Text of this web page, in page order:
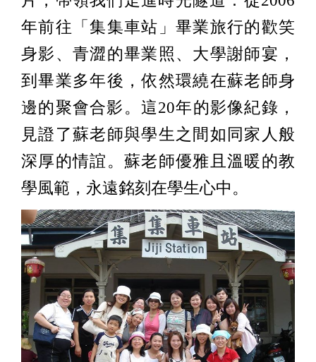
年前往「集集車站」畢業旅行的歡笑
身影、青澀的畢業照、大學謝師宴，
到畢業多年後，依然環繞在蘇老師身
邊的聚會合影。這20年的影像紀錄，
見證了蘇老師與學生之間如同家人般
深厚的情誼。蘇老師優雅且溫暖的教
學風範，永遠銘刻在學生心中。